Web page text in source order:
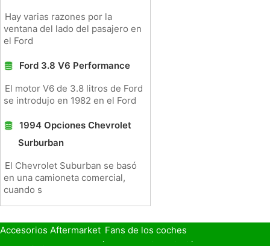
Hay varias razones por la
ventana del lado del pasajero en
el Ford
Ford 3.8 V6 Performance
El motor V6 de 3.8 litros de Ford
se introdujo en 1982 en el Ford
1994 Opciones Chevrolet
Surburban
El Chevrolet Suburban se basó
en una camioneta comercial,
cuando s
Accesorios Aftermarket Fans de los coches